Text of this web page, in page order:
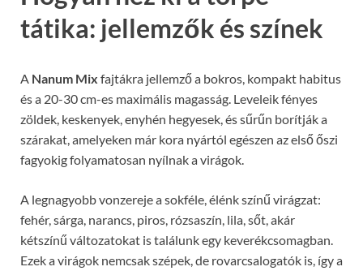
tátika: jellemzők és színek
A Nanum Mix fajtákra jellemző a bokros, kompakt habitus
és a 20-30 cm-es maximális magasság. Leveleik fényes
zöldek, keskenyek, enyhén hegyesek, és sűrűn borítják a
szárakat, amelyeken már kora nyártól egészen az első őszi
fagyokig folyamatosan nyílnak a virágok.
A legnagyobb vonzereje a sokféle, élénk színű virágzat:
fehér, sárga, narancs, piros, rózsaszín, lila, sőt, akár
kétszínű változatokat is találunk egy keverékcsomagban.
Ezek a virágok nemcsak szépek, de rovarcsalogatók is, így a